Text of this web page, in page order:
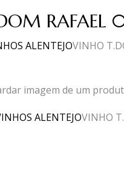
RAFAEL
ALENTEJOVINHO
ALENTEJOVINHO